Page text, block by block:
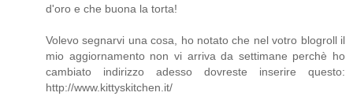
d'oro e che buona la torta!
Volevo segnarvi una cosa, ho notato che nel votro blogroll il
mio aggiornamento non vi arriva da settimane perchè ho
cambiato indirizzo adesso dovreste inserire questo:
http://www.kittyskitchen.it/